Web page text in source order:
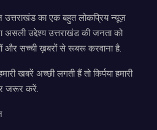
का एक बहुत लोकप्रिय न्यूज़
असली उद्देश्य उत्तराखंड की जनता को
और सच्ची ख़बरों से रूबरू करवाना है.
खबरें अच्छी लगती हैं तो किर्पया हमारी
जरूर करें.